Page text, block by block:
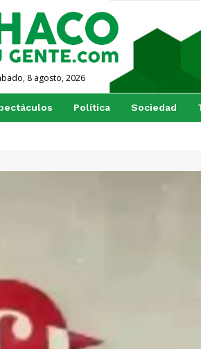
8 agosto, 2026
Política Sociedad